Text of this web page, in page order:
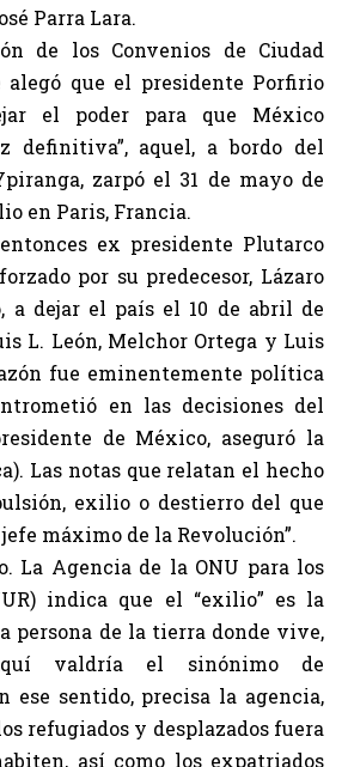
Parra Lara.
de los Convenios de Ciudad
alegó que el presidente Porfirio
el poder para que México
definitiva”, aquel, a bordo del
zarpó el 31 de mayo de
en Paris, Francia.
ex presidente Plutarco
por su predecesor, Lázaro
a dejar el país el 10 de abril de
L. León, Melchor Ortega y Luis
fue eminentemente política
en las decisiones del
de México, aseguró la
Las notas que relatan el hecho
exilio o destierro del que
máximo de la Revolución”.
La Agencia de la ONU para los
indica que el “exilio” es la
persona de la tierra donde vive,
valdría el sinónimo de
ese sentido, precisa la agencia,
refugiados y desplazados fuera
así como los expatriados